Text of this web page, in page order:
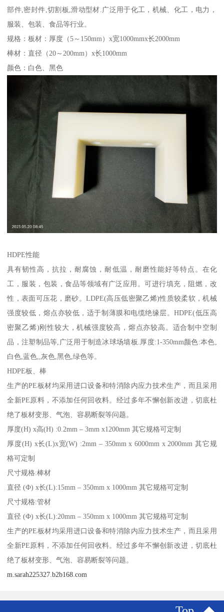
部件,密封件,切割板,滑动型材.广泛用于化工，机械、化工，电力，
服装、包装、食品等行业。
规格：板材：厚度（5～150mm）x宽1000mmx长2000mm
棒材：直径（20～200mm）x长1000mm
颜色：白色、黑色
HDPE性能
具有韧性高，抗拉，耐腐蚀，耐低温，耐磨性能好等特点。在化
工，服装，包装，食品等领域有广泛应用。可进行填充，阻燃，改
性，表面可压花，磨砂。LDPE(高压低密聚乙烯)性质较柔软，机械
强度较低，熔点亦较低，适于制薄膜和电缆绝缘层。HDPE(低压高
密聚乙烯)刚性较大，机械强度较高，熔点亦较高。适合制中空制
品，注塑制品等,广泛用于制造冰球场墙板.厚度:1-350mm颜色:本色,
白色,蓝色,,灰色,黑色,绿色等。
HDPE板、棒
生产的PE板材均采用进口设备和特消除内应力技术生产，而且采用
全新PE原料，不添加任何回收料。经过多年不懈创新改进，切底杜
绝了板材变形、气泡、容易断裂等问题。
厚度(H) x高(H) :0.2mm – 3mm x1200mm 其它规格可定制
厚度(H) x长(L)x宽(W) :2mm – 350mm x 6000mm x 2000mm 其它规
格可定制
尺寸规格:棒材
直径 (Ф) x长(L):15mm – 350mm x 1000mm 其它规格可定制
尺寸规格:管材
直径 (Ф) x长(L):20mm – 350mm x 1000mm 其它规格可定制
生产的PE板材均采用进口设备和特消除内应力技术生产，而且采用
全新PE原料，不添加任何回收料。经过多年不懈创新改进，切底杜
绝了板材变形、气泡、容易断裂等问题。
m.sarah225327.b2b168.com